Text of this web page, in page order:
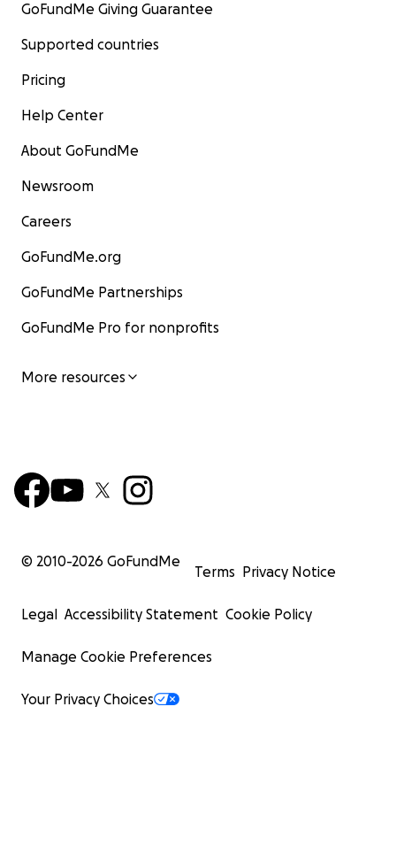
GoFundMe Giving Guarantee
Supported countries
Pricing
Help Center
About GoFundMe
Newsroom
Careers
GoFundMe.org
GoFundMe Partnerships
GoFundMe Pro for nonprofits
More resources
© 2010-2026 GoFundMe
Terms Privacy Notice
Legal Accessibility Statement Cookie Policy
Manage Cookie Preferences
Your Privacy Choices